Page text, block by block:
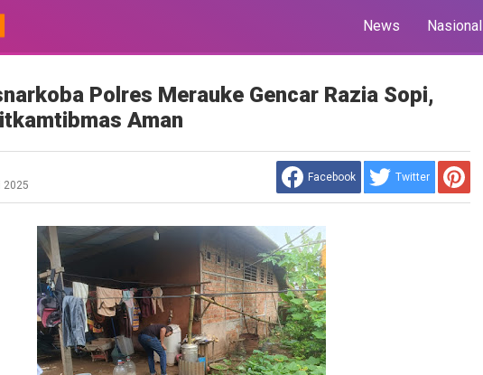
News Nasional
Polres Merauke Gencar Razia Sopi,
Aman
2025
Facebook Twitter